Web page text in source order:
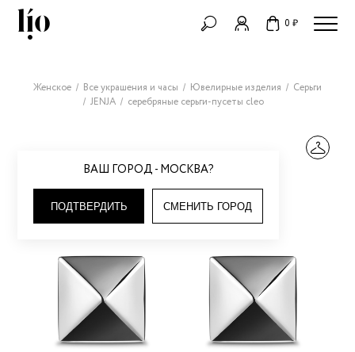
0 ₽
ВАШ ГОРОД - МОСКВА?
ПОДТВЕРДИТЬ СМЕНИТЬ ГОРОД
Женское Все украшения и часы Ювелирные изделия
Серьги
JENJA
серебряные серьги-пусеты cleo